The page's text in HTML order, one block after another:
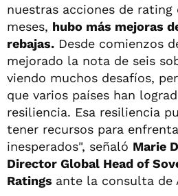
nuestras acciones de
meses, hubo más mejoras
rebajas. Desde comienzos
mejorado la nota de seis
viendo muchos desafíos,
que varios países han
resiliencia. Esa resiliencia
tener recursos para
inesperados", señaló Marie
Director Global Head of
Ratings ante la consulta de